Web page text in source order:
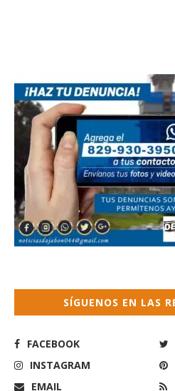
FACEBOOK
INSTAGRAM
EMAIL